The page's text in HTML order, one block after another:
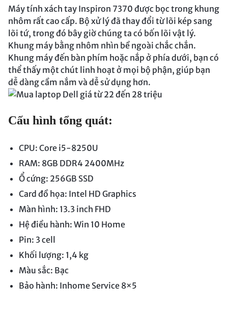
Máy tính xách tay Inspiron 7370 được bọc trong khung
nhôm rất cao cấp. Bộ xử lý đã thay đổi từ lõi kép sang
lõi tứ, trong đó bây giờ chúng ta có bốn lõi vật lý.
Khung máy bằng nhôm nhìn bề ngoài chắc chắn.
Khung máy đến bàn phím hoặc nắp ở phía dưới, bạn có
thể thấy một chút linh hoạt ở mọi bộ phận, giúp bạn
dễ dàng cầm nắm và dễ sử dụng hơn.
Cấu hình tổng quát:
CPU: Core i5-8250U
RAM: 8GB DDR4 2400MHz
Ổ cứng: 256GB SSD
Card đồ họa: Intel HD Graphics
Màn hình: 13.3 inch FHD
Hệ điều hành: Win 10 Home
Pin: 3 cell
Khối lượng: 1,4 kg
Màu sắc: Bạc
Bảo hành: Inhome Service 8×5